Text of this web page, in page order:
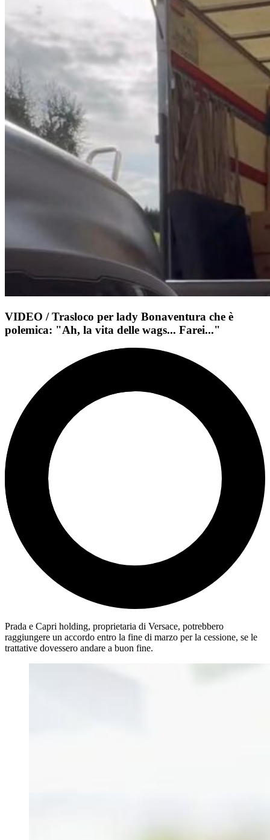
VIDEO / Trasloco per lady Bonaventura che è
polemica: "Ah, la vita delle wags... Farei..."
Prada e Capri holding, proprietaria di Versace, potrebbero
raggiungere un accordo entro la fine di marzo per la cessione, se le
trattative dovessero andare a buon fine.